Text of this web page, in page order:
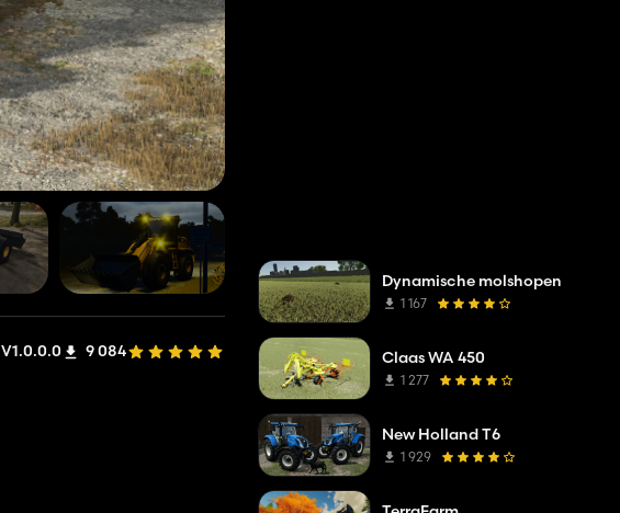
V1.0.0.0 9 084
Dynamische molshopen
1 167
Claas WA 450
1 277
New Holland T6
1 929